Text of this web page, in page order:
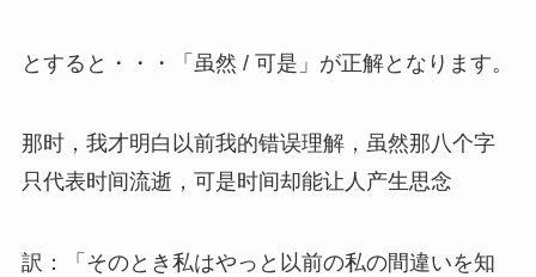
とすると・・・「虽然 / 可是」が正解となります。
那时，我才明白以前我的错误理解，虽然那八个字
只代表时间流逝，可是时间却能让人产生思念
訳：「そのとき私はやっと以前の私の間違いを知